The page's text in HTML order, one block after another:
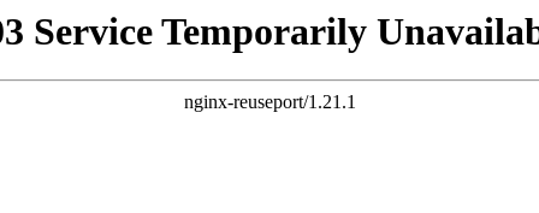
Service Temporarily
nginx-reuseport/1.21.1